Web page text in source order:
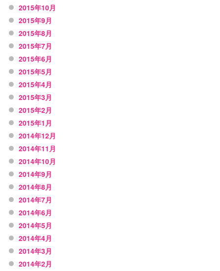
2015年10月
2015年9月
2015年8月
2015年7月
2015年6月
2015年5月
2015年4月
2015年3月
2015年2月
2015年1月
2014年12月
2014年11月
2014年10月
2014年9月
2014年8月
2014年7月
2014年6月
2014年5月
2014年4月
2014年3月
2014年2月